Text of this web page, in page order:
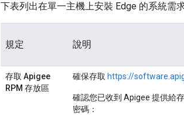
下表列出在單一主機上安裝 Edge 的系統需求
規定 說明
存取 Apigee
RPM 存放區
確保存取 https://
確認您已收到 Apigee 提供給
密碼：